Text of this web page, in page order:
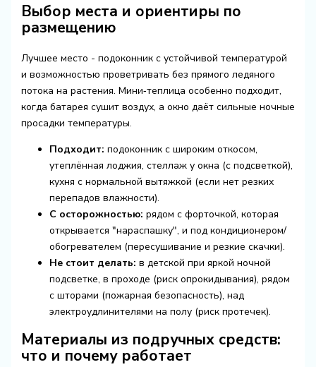
Выбор места и ориентиры по
размещению
Лучшее место - подоконник с устойчивой температурой
и возможностью проветривать без прямого ледяного
потока на растения. Мини‑теплица особенно подходит,
когда батарея сушит воздух, а окно даёт сильные ночные
просадки температуры.
Подходит: подоконник с широким откосом,
утеплённая лоджия, стеллаж у окна (с подсветкой),
кухня с нормальной вытяжкой (если нет резких
перепадов влажности).
С осторожностью: рядом с форточкой, которая
открывается "нараспашку", и под кондиционером/
обогревателем (пересушивание и резкие скачки).
Не стоит делать: в детской при яркой ночной
подсветке, в проходе (риск опрокидывания), рядом
с шторами (пожарная безопасность), над
электроудлинителями на полу (риск протечек).
Материалы из подручных средств:
что и почему работает